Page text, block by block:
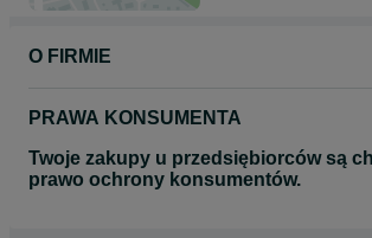
O FIRMIE
PRAWA KONSUMENTA
Twoje zakupy u przedsiębiorców są
prawo ochrony konsumentów.